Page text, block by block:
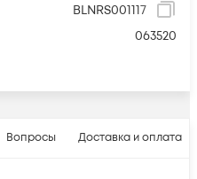
BLNRS001117
063520
Вопросы Доставка и оплата